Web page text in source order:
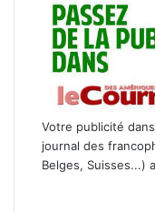
Votre publicité
journal des
Belges, Suisses...)